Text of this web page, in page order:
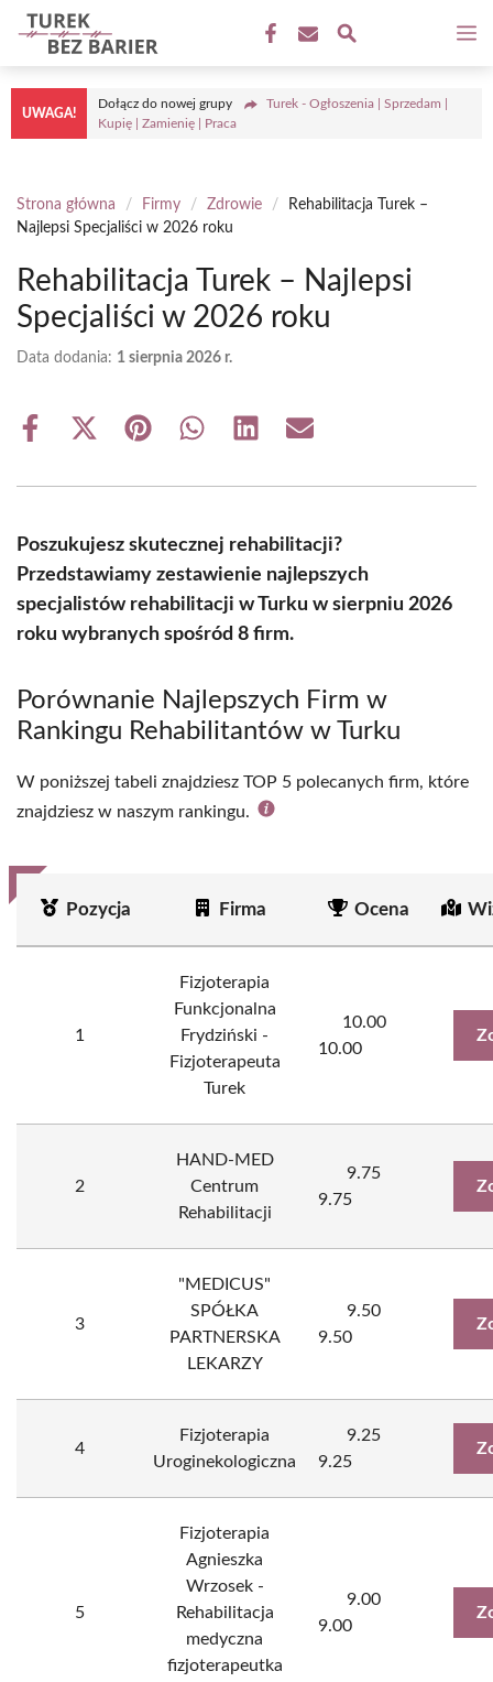
Przejdź
do
treści
UWAGA!
Dołącz do nowej grupy
Turek - Ogłoszenia | Sprzedam |
Kupię | Zamienię | Praca
Strona główna / Firmy / Zdrowie /
Rehabilitacja Turek –
Najlepsi Specjaliści w 2026 roku
Rehabilitacja Turek – Najlepsi
Specjaliści w 2026 roku
Data dodania: 1 sierpnia 2026 r.
Share
Share
(Twitter)
Share Share Share Share
Poszukujesz skutecznej rehabilitacji?
Przedstawiamy zestawienie najlepszych
specjalistów rehabilitacji w Turku w sierpniu 2026
roku wybranych spośród 8 firm.
Porównanie Najlepszych Firm w
Rankingu Rehabilitantów w Turku
W poniższej tabeli znajdziesz TOP 5 polecanych firm, które
znajdziesz w naszym rankingu.
Pozycja Firma Ocena
1
Fizjoterapia
Funkcjonalna
Frydziński -
Fizjoterapeuta
Turek
10.00
10.00
2
HAND-MED
Centrum
Rehabilitacji
9.75
9.75
3
"MEDICUS"
SPÓŁKA
PARTNERSKA
LEKARZY
9.50
9.50
4
Fizjoterapia
Uroginekologiczna
9.25
9.25
5
Fizjoterapia
Agnieszka
Wrzosek -
Rehabilitacja
medyczna
fizjoterapeutka
9.00
9.00